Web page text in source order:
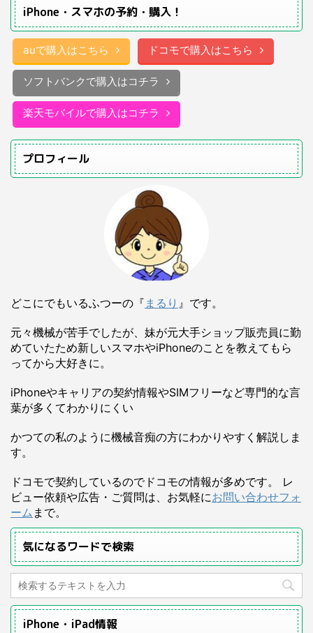
iPhone・スマホの予約・購入！
auで購入はこちら ドコモで購入はこちら
ソフトバンクで購入はコチラ
楽天モバイルで購入はコチラ
プロフィール
どこにでもいるふつーの『 まるり 』です。
元々機械が苦手でしたが、妹が元大手ショップ販売員に勤
めていたため新しいスマホやiPhoneのことを教えてもら
ってから大好きに。
iPhoneやキャリアの契約情報やSIMフリーなど専門的な言
葉が多くてわかりにくい
かつての私のように機械音痴の方にわかりやすく解説しま
す。
ドコモで契約しているのでドコモの情報が多めです。 レ
ビュー依頼や広告・ご質問は、お気軽にお問い合わせフォ
ーム まで。
気になるワードで検索
iPhone・iPad情報